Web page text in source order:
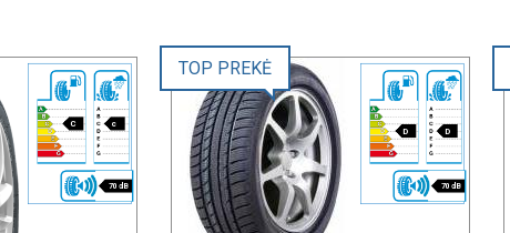
C c
70 dB
D D
70 dB
TOP PREKĖ